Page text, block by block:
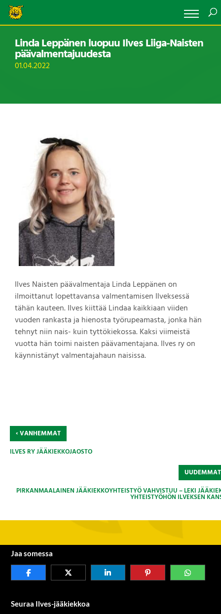
Linda Leppänen luopuu Ilves Liiga-Naisten
päävalmentajuudesta
01.04.2022
Ilves Naisten päävalmentaja Linda Leppänen on
ilmoittanut lopettavansa valmentamisen Ilveksessä
tähän kauteen. Ilves kiittää Lindaa kaikkiaan viiden
vuoden rankasta ja hienosta työrupeamasta, jonka hän
tehnyt niin nais- kuin tyttökiekossa. Kaksi viimeistä
vuotta hän toimi naisten päävamentajana. Ilves ry on
käynnistänyt valmentajahaun naisissa.
‹VANHEMMAT
ILVES RY JÄÄKIEKKOJAOSTO
PIRKANMAALAINEN JÄÄKIEKKOYHTEISTYÖ VAHVISTUU – LEKI
YHTEISTYÖHÖN ILVEKSEN
Jaa somessa
Seuraa Ilves-jääkiekkoa